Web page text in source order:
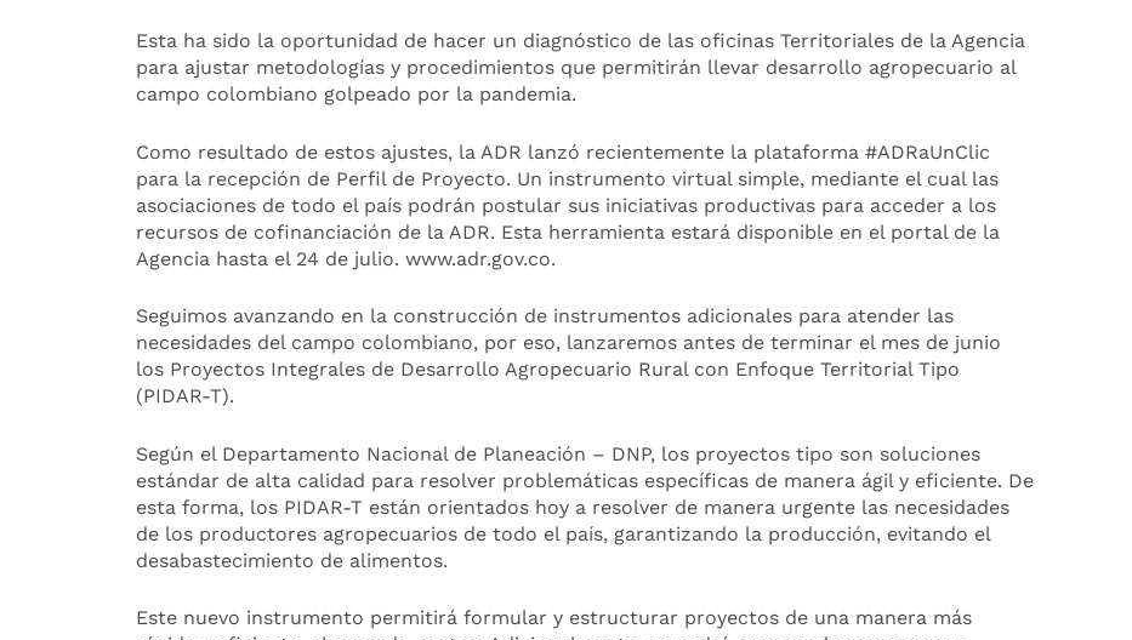
Esta ha sido la oportunidad de hacer un diagnóstico de las oficinas Territoriales de la Agencia
para ajustar metodologías y procedimientos que permitirán llevar desarrollo agropecuario al
campo colombiano golpeado por la pandemia.
Como resultado de estos ajustes, la ADR lanzó recientemente la plataforma #ADRaUnClic
para la recepción de Perfil de Proyecto. Un instrumento virtual simple, mediante el cual las
asociaciones de todo el país podrán postular sus iniciativas productivas para acceder a los
recursos de cofinanciación de la ADR. Esta herramienta estará disponible en el portal de la
Agencia hasta el 24 de julio. www.adr.gov.co.
Seguimos avanzando en la construcción de instrumentos adicionales para atender las
necesidades del campo colombiano, por eso, lanzaremos antes de terminar el mes de junio
los Proyectos Integrales de Desarrollo Agropecuario Rural con Enfoque Territorial Tipo
(PIDAR-T).
Según el Departamento Nacional de Planeación – DNP, los proyectos tipo son soluciones
estándar de alta calidad para resolver problemáticas específicas de manera ágil y eficiente. De
esta forma, los PIDAR-T están orientados hoy a resolver de manera urgente las necesidades
de los productores agropecuarios de todo el país, garantizando la producción, evitando el
desabastecimiento de alimentos.
Este nuevo instrumento permitirá formular y estructurar proyectos de una manera más